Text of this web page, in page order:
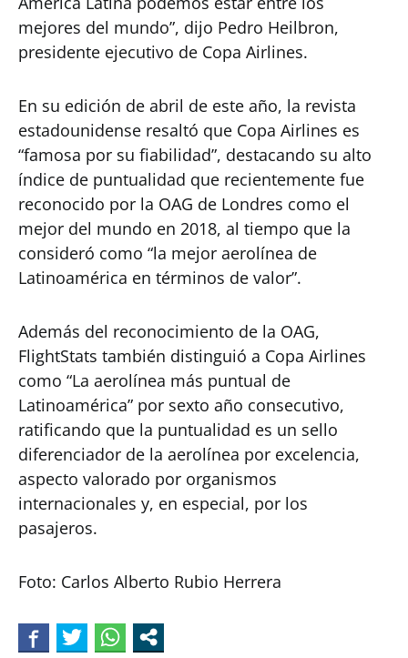
mejores del mundo”, dijo Pedro Heilbron,
presidente ejecutivo de Copa Airlines.
En su edición de abril de este año, la revista
estadounidense resaltó que Copa Airlines es
“famosa por su fiabilidad”, destacando su alto
índice de puntualidad que recientemente fue
reconocido por la OAG de Londres como el
mejor del mundo en 2018, al tiempo que la
consideró como “la mejor aerolínea de
Latinoamérica en términos de valor”.
Además del reconocimiento de la OAG,
FlightStats también distinguió a Copa Airlines
como “La aerolínea más puntual de
Latinoamérica” por sexto año consecutivo,
ratificando que la puntualidad es un sello
diferenciador de la aerolínea por excelencia,
aspecto valorado por organismos
internacionales y, en especial, por los
pasajeros.
Foto: Carlos Alberto Rubio Herrera